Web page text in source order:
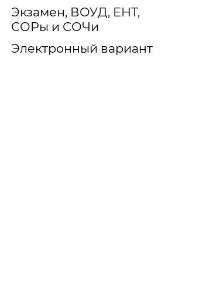
Экзамен, ВОУД, ЕНТ,
СОРы и СОЧи
Электронный вариант